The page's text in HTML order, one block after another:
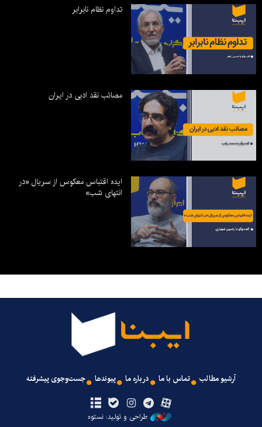
تداوم نظام نابرابر
مصائب نقد ادبی در ایران
ایده اقتباس معکوس از سریال «در
انتهای شب»
آرشیو مطالب تماس با ما درباره ما پیوندها جست‌وجوی پیشرفته
طراحی و تولید: نستوه